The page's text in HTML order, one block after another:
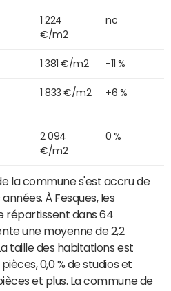
1 224
€/m2
nc
1 381 €/m2 -11 %
1 833 €/m2 +6 %
2 094
€/m2
0 %
la commune s'est accru de
À Fesques, les
répartissent dans 64
une moyenne de 2,2
taille des habitations est
0,0 % de studios et
et plus. La commune de